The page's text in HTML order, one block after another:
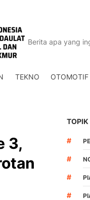
TEKNO OTOMOTIF
3,
TOPIK
#
#
#
#